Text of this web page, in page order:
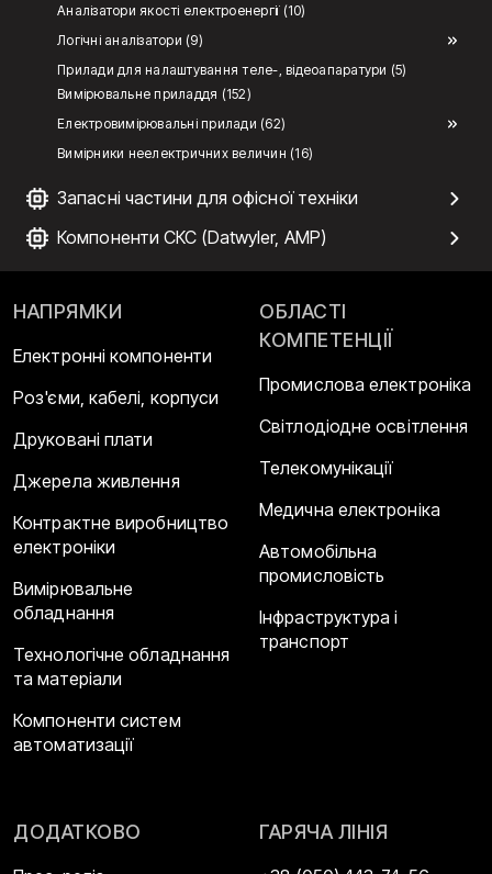
Аналізатори якості електроенергії (10)
Логічні аналізатори (9)
Прилади для налаштування теле-, відеоапаратури (5)
Вимірювальне приладдя (152)
Електровимірювальні прилади (62)
Вимірники неелектричних величин (16)
Запасні частини для офісної техніки
Компоненти СКС (Datwyler, AMP)
НАПРЯМКИ
Електронні компоненти
Роз'єми, кабелі, корпуси
Друковані плати
Джерела живлення
Контрактне виробництво
електроніки
Вимірювальне
обладнання
Технологічне обладнання
та матеріали
Компоненти систем
автоматизації
ОБЛАСТІ
КОМПЕТЕНЦІЇ
Промислова електроніка
Світлодіодне освітлення
Телекомунікації
Медична електроніка
Автомобільна
промисловість
Інфраструктура і
транспорт
ДОДАТКОВО ГАРЯЧА ЛІНІЯ